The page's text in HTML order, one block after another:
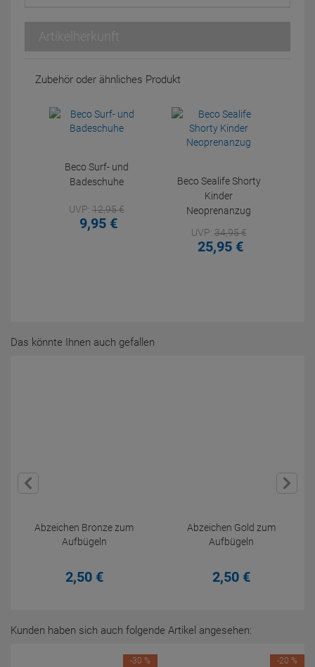
Artikelherkunft
Zubehör oder ähnliches Produkt
Beco Surf- und
Badeschuhe
UVP:12,95€
9,95 €
Beco Sealife Shorty
Kinder
Neoprenanzug
UVP:34,95€
25,95 €
Das könnte Ihnen auch gefallen
Abzeichen Bronze zum
Aufbügeln
2,50 €
Abzeichen Gold zum
Aufbügeln
2,50 €
Kunden haben sich auch folgende Artikel angesehen:
-30 % -20 %